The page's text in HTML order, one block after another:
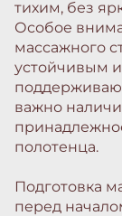
тихим, без
Особое
массажного
устойчивым
важно
полотенца.
Подготовка
перед